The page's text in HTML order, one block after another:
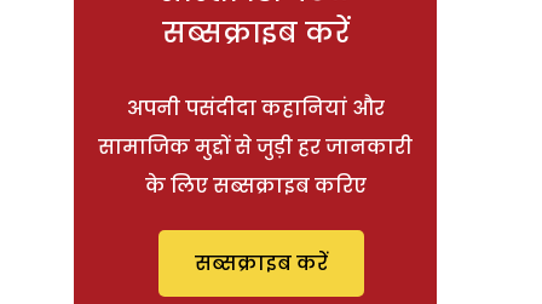
सब्सक्राइब करें
अपनी पसंदीदा कहानियां और
सामाजिक मुद्दों से जुड़ी हर जानकारी
के लिए सब्सक्राइब करिए
सब्सक्राइब करें